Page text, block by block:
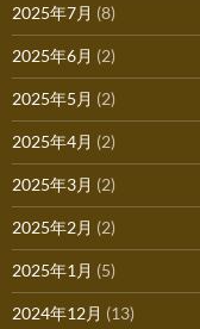
2025年7月 (8)
2025年6月 (2)
2025年5月 (2)
2025年4月 (2)
2025年3月 (2)
2025年2月 (2)
2025年1月 (5)
2024年12月 (13)